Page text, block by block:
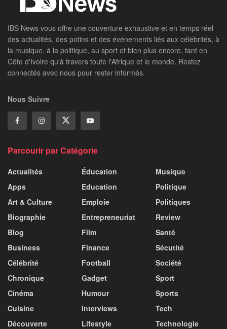
IBS News vous offre une couverture exhaustive et en temps réel
des actualités, des potins et des événements liés aux célébrités, à
la musique, à la politique, au sport et bien plus encore, tant en
Côte d'Ivoire qu'à travers toute l'Afrique et le monde. Restez
connectés avec nous pour rester informés.
Nous Suivre
Parcourir par Catégorie
Actualités
Apps
Art & Culture
Biographie
Blog
Business
Célébrité
Chronique
Cinéma
Cuisine
Découverte
Éducation
Education
Emploie
Entrepreneuriat
Film
Finance
Football
Gadget
Humour
Interviews
Lifestyle
Musique
Politique
Politiques
Review
Santé
Sécutité
Société
Sport
Sports
Tech
Technologie